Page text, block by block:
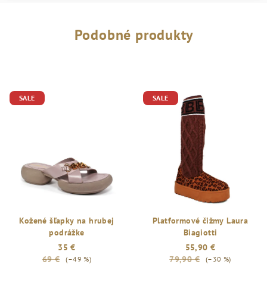
Podobné produkty
SALE
Kožené šľapky na hrubej
podrážke
35 €
69 €
(–49 %)
SALE
Platformové čižmy Laura
Biagiotti
55,90 €
79,90 €
(–30 %)